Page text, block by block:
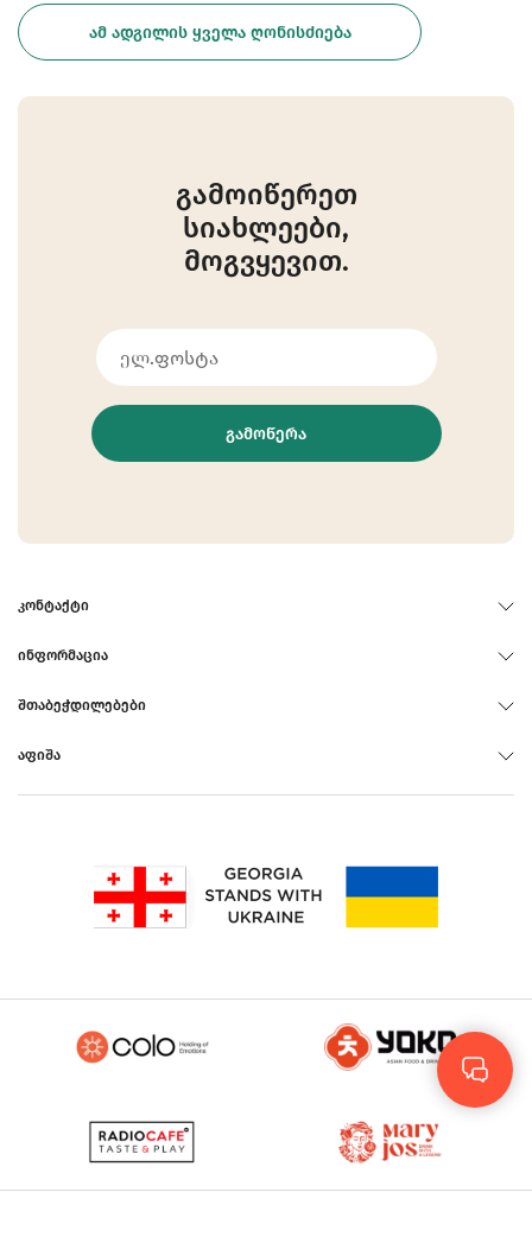
ᲐᲛ ᲐᲓᲒᲘᲚᲘᲡ ᲧᲕᲔᲚᲐ ᲦᲝᲜᲘᲡᲫᲘᲔᲑᲐ
გამოიწერეთ
სიახლეები,
მოგვყევით.
ᲒᲐᲛᲝᲬᲔᲠᲐ
ᲙᲝᲜᲢᲐᲥᲢᲘ
ᲘᲜᲤᲝᲠᲛᲐᲪᲘᲐ
ᲨᲗᲐᲑᲔᲭᲓᲘᲚᲔᲑᲔᲑᲘ
ᲐᲤᲘᲨᲐ
Rus